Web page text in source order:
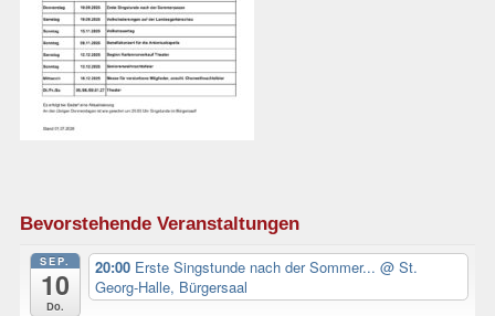
Bevorstehende Veranstaltungen
SEP.
10
Do.
20:00 Erste Singstunde nach der Sommer...@ St.
Georg-Halle, Bürgersaal